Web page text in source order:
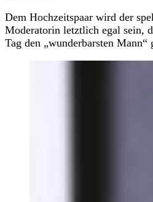
Dem Hochzeitspaar wird der
Moderatorin letztlich egal sein,
Tag den „wunderbarsten Mann“